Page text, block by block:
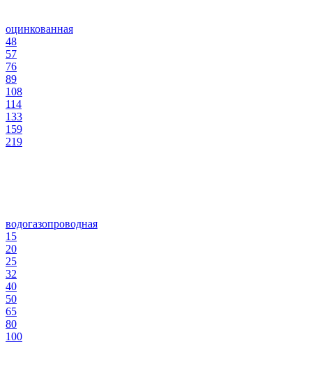
оцинкованная
48
57
76
89
108
114
133
159
219
водогазопроводная
15
20
25
32
40
50
65
80
100